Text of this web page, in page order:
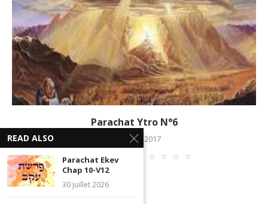
Parachat Ytro N°6
17 février 2017
READ ALSO
Parachat Ekev
Chap 10-V12
30 juillet 2026